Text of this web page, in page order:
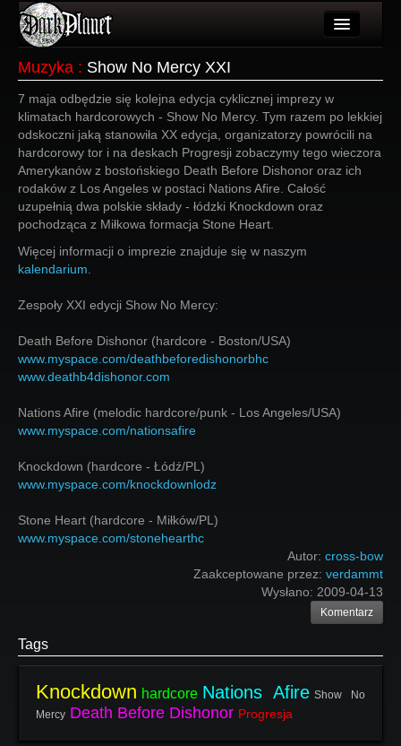
Wydarzenia
Galeria
Forum
Więcej
Login
Muzyka : Show No Mercy XXI
7 maja odbędzie się kolejna edycja cyklicznej imprezy w
klimatach hardcorowych - Show No Mercy. Tym razem po lekkiej
odskoczni jaką stanowiła XX edycja, organizatorzy powrócili na
hardcorowy tor i na deskach Progresji zobaczymy tego wieczora
Amerykanów z bostońskiego Death Before Dishonor oraz ich
rodaków z Los Angeles w postaci Nations Afire. Całość
uzupełnią dwa polskie składy - łódzki Knockdown oraz
pochodząca z Miłkowa formacja Stone Heart.
Więcej informacji o imprezie znajduje się w naszym
kalendarium
Zespoły XXI edycji Show No Mercy:
Death Before Dishonor (hardcore - Boston/USA)
www.myspace.com/deathbeforedishonorbhc
www.deathb4dishonor.com
Nations Afire (melodic hardcore/punk - Los Angeles/USA)
www.myspace.com/nationsafire
Knockdown (hardcore - Łódź/PL)
www.myspace.com/knockdownlodz
Stone Heart (hardcore - Miłków/PL)
www.myspace.com/stonehearthc
Autor: cross-bow
Zaakceptowane przez: verdammt
Wysłano: 2009-04-13
Komentarz
Tags
Knockdown hardcore Nations Afire Show No
Mercy Death Before Dishonor Progresja